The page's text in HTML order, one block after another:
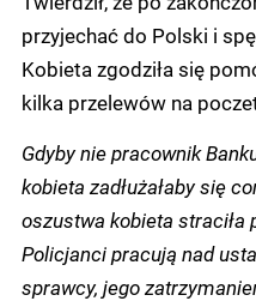
przyjechać do Polski i
Kobieta zgodziła się
kilka przelewów na
Gdyby nie pracownik
kobieta zadłużałaby się
oszustwa kobieta straciła
Policjanci pracują nad
sprawcy, jego